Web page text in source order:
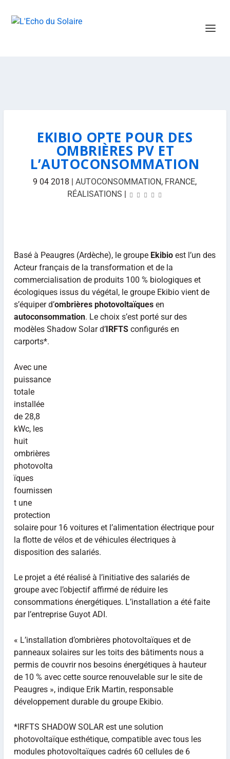
EKIBIO OPTE POUR DES
OMBRIÈRES PV ET
L’AUTOCONSOMMATION
9 04 2018 |AUTOCONSOMMATION, FRANCE,
RÉALISATIONS |
Basé à Peaugres (Ardèche), le groupe Ekibioest l’un des
Acteur français de la transformation et de la
commercialisation de produits 100 % biologiques et
écologiques issus du végétal, le groupe Ekibio vient de
s’équiper d’ombrières photovoltaïquesen
autoconsommation. Le choix s’est porté sur des
modèles Shadow Solar d’IRFTSconfigurés en
carports*.
Avec une
puissance
totale
installée
de 28,8
kWc, les
huit
ombrières
photovolta
ïques
fournissen
t une
protection
solaire pour 16 voitures et l’alimentation électrique pour
la flotte de vélos et de véhicules électriques à
disposition des salariés.
Le projet a été réalisé à l’initiative des salariés de
groupe avec l’objectif affirmé de réduire les
consommations énergétiques. L’installation a été faite
par l’entreprise Guyot ADI.
« L’installation d’ombrières photovoltaïques et de
panneaux solaires sur les toits des bâtiments nous a
permis de couvrir nos besoins énergétiques à hauteur
de 10 % avec cette source renouvelable sur le site de
Peaugres », indique Erik Martin, responsable
développement durable du groupe Ekibio.
*IRFTS SHADOW SOLAR est une solution
photovoltaïque esthétique, compatible avec tous les
modules photovoltaïques cadrés 60 cellules de 6